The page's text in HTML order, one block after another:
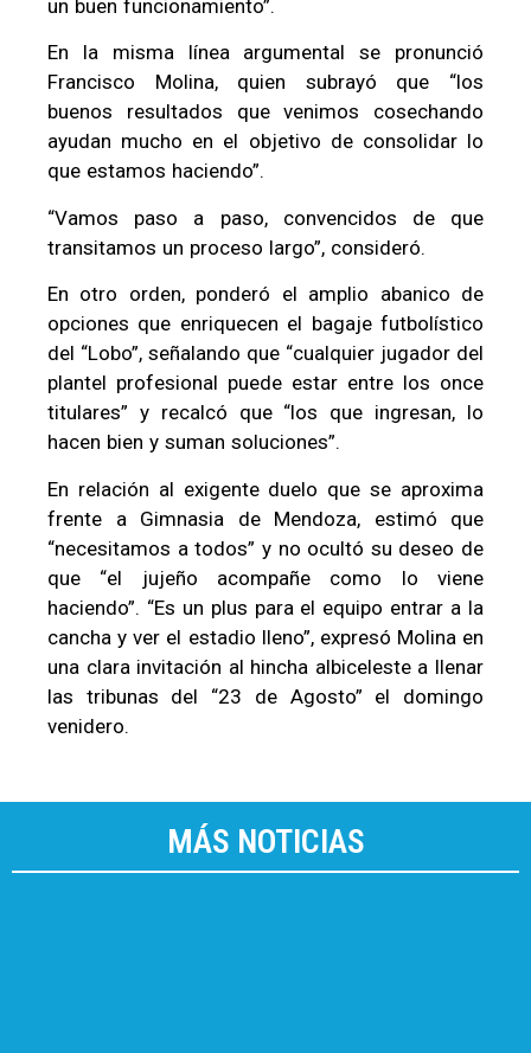
un buen funcionamiento”.
En la misma línea argumental se pronunció
Francisco Molina, quien subrayó que “los
buenos resultados que venimos cosechando
ayudan mucho en el objetivo de consolidar lo
que estamos haciendo”.
“Vamos paso a paso, convencidos de que
transitamos un proceso largo”, consideró.
En otro orden, ponderó el amplio abanico de
opciones que enriquecen el bagaje futbolístico
del “Lobo”, señalando que “cualquier jugador del
plantel profesional puede estar entre los once
titulares” y recalcó que “los que ingresan, lo
hacen bien y suman soluciones”.
En relación al exigente duelo que se aproxima
frente a Gimnasia de Mendoza, estimó que
“necesitamos a todos” y no ocultó su deseo de
que “el jujeño acompañe como lo viene
haciendo”. “Es un plus para el equipo entrar a la
cancha y ver el estadio lleno”, expresó Molina en
una clara invitación al hincha albiceleste a llenar
las tribunas del “23 de Agosto” el domingo
venidero.
MÁS NOTICIAS